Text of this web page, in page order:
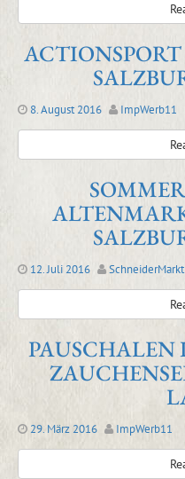
8. August 2016 ImpWerb11
12. Juli 2016
29. März 2016 ImpWerb11